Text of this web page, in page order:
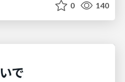
0 140